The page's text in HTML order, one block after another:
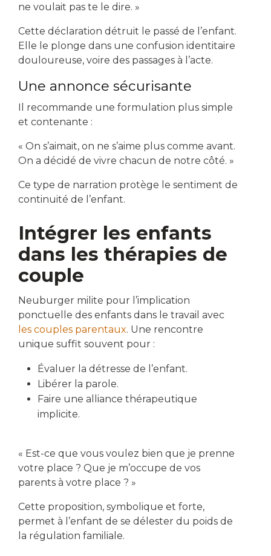
ne voulait pas te le dire. »
Cette déclaration détruit le passé de l’enfant.
Elle le plonge dans une confusion identitaire
douloureuse, voire des passages à l’acte.
Une annonce sécurisante
Il recommande une formulation plus simple
et contenante :
« On s’aimait, on ne s’aime plus comme avant.
On a décidé de vivre chacun de notre côté. »
Ce type de narration protège le sentiment de
continuité de l’enfant.
Intégrer les enfants
dans les thérapies de
couple
Neuburger milite pour l’implication
ponctuelle des enfants dans le travail avec
les couples parentaux. Une rencontre
unique suffit souvent pour :
Évaluer la détresse de l’enfant.
Libérer la parole.
Faire une alliance thérapeutique
implicite.
« Est-ce que vous voulez bien que je prenne
votre place ? Que je m’occupe de vos
parents à votre place ? »
Cette proposition, symbolique et forte,
permet à l’enfant de se délester du poids de
la régulation familiale.